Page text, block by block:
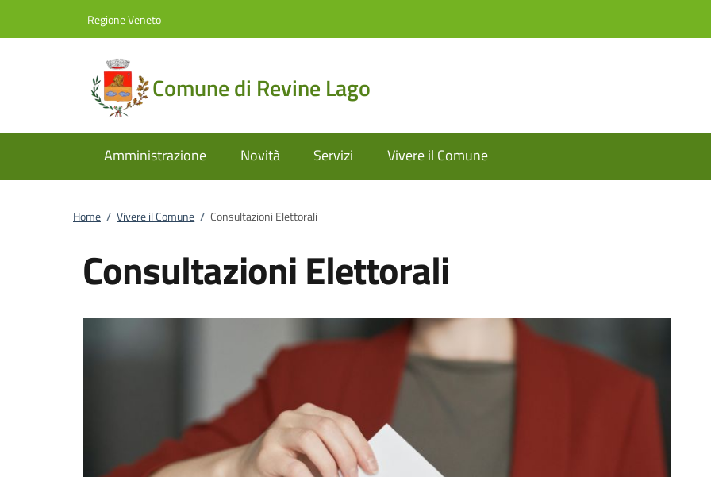
Regione Veneto
Comune di Revine Lago
Amministrazione Novità Servizi Vivere il Comune
Home / Vivere il Comune / Consultazioni Elettorali
Consultazioni Elettorali